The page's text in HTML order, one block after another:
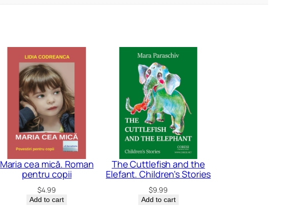
Maria cea mică. Roman
pentru copii
$4.99
Add to cart
The Cuttlefish and the
Elefant. Children’s Stories
$9.99
Add to cart